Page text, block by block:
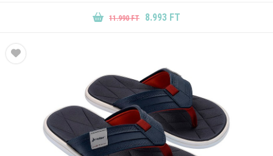
11.990 FT 8.993 FT